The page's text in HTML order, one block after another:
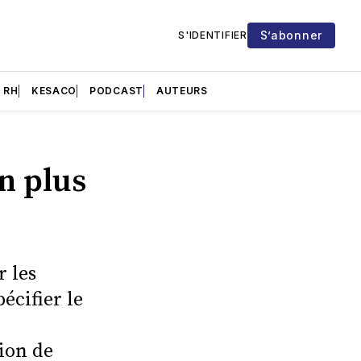
S'IDENTIFIER S’abonner
RH KESACO PODCAST AUTEURS
plus
les
le
de